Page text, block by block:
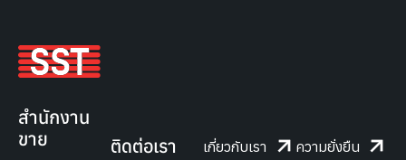
สำนักงาน
ขาย
ติดต่อเรา เกี่ยวกับเรา ความยั่งยืน